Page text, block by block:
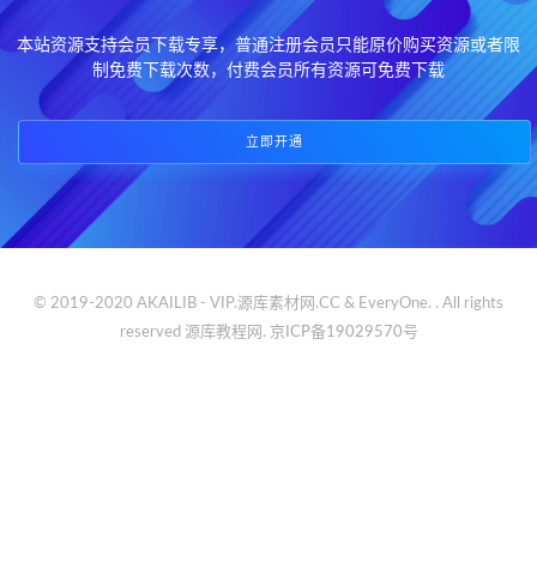
本站资源支持会员下载专享，普通注册会员只能原价购买资源或者限
制免费下载次数，付费会员所有资源可免费下载
立即开通
© 2019-2020 AKAILIB - VIP.源库素材网.CC & EveryOne. . All rights
reserved 源库教程网. 京ICP备19029570号